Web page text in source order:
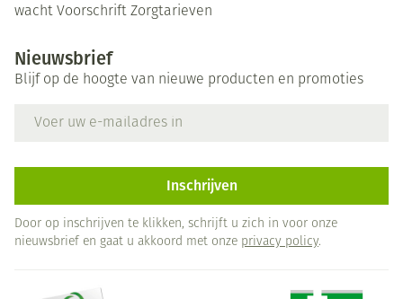
wacht Voorschrift Zorgtarieven
Nieuwsbrief
Blijf op de hoogte van nieuwe producten en promoties
Inschrijven
Door op inschrijven te klikken, schrijft u zich in voor onze
nieuwsbrief en gaat u akkoord met onze privacy policy.